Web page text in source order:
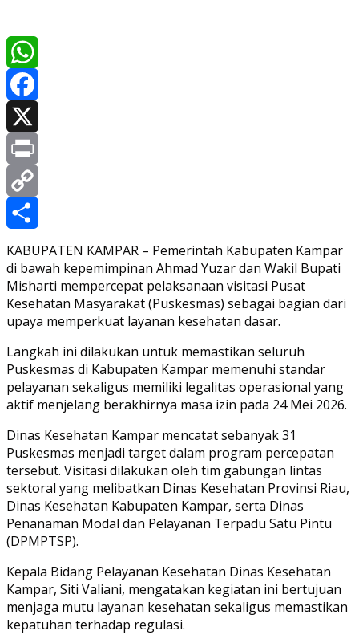
WhatsApp
Facebook
X
Print
Copy
Link
Share
KABUPATEN KAMPAR – Pemerintah Kabupaten Kampar
di bawah kepemimpinan Ahmad Yuzar dan Wakil Bupati
Misharti mempercepat pelaksanaan visitasi Pusat
Kesehatan Masyarakat (Puskesmas) sebagai bagian dari
upaya memperkuat layanan kesehatan dasar.
Langkah ini dilakukan untuk memastikan seluruh
Puskesmas di Kabupaten Kampar memenuhi standar
pelayanan sekaligus memiliki legalitas operasional yang
aktif menjelang berakhirnya masa izin pada 24 Mei 2026.
Dinas Kesehatan Kampar mencatat sebanyak 31
Puskesmas menjadi target dalam program percepatan
tersebut. Visitasi dilakukan oleh tim gabungan lintas
sektoral yang melibatkan Dinas Kesehatan Provinsi Riau,
Dinas Kesehatan Kabupaten Kampar, serta Dinas
Penanaman Modal dan Pelayanan Terpadu Satu Pintu
(DPMPTSP).
Kepala Bidang Pelayanan Kesehatan Dinas Kesehatan
Kampar, Siti Valiani, mengatakan kegiatan ini bertujuan
menjaga mutu layanan kesehatan sekaligus memastikan
kepatuhan terhadap regulasi.